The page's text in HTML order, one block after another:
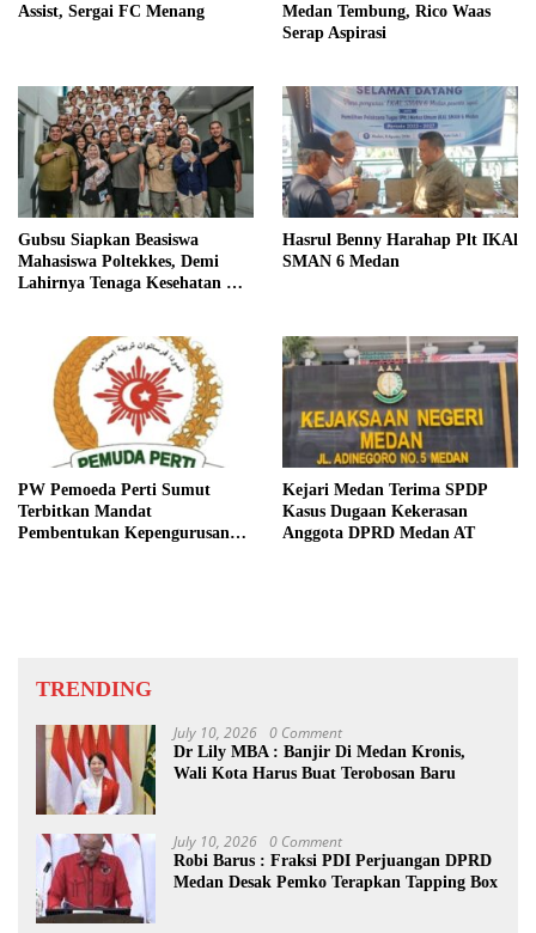
Assist, Sergai FC Menang
Medan Tembung, Rico Waas
Serap Aspirasi
Gubsu Siapkan Beasiswa
Mahasiswa Poltekkes, Demi
Lahirnya Tenaga Kesehatan Di
Hasrul Benny Harahap Plt IKAl
SMAN 6 Medan
PW Pemoeda Perti Sumut
Terbitkan Mandat
Pembentukan Kepengurusan
Kejari Medan Terima SPDP
Kasus Dugaan Kekerasan
Anggota DPRD Medan AT
TRENDING
July 10, 2026 0 Comment
Dr Lily MBA : Banjir Di Medan Kronis,
Wali Kota Harus Buat Terobosan Baru
July 10, 2026 0 Comment
Robi Barus : Fraksi PDI Perjuangan DPRD
Medan Desak Pemko Terapkan Tapping Box